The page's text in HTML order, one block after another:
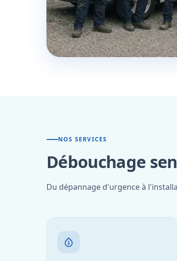
NOS SERVICES
Débouchage
Du dépannage d'urgence à